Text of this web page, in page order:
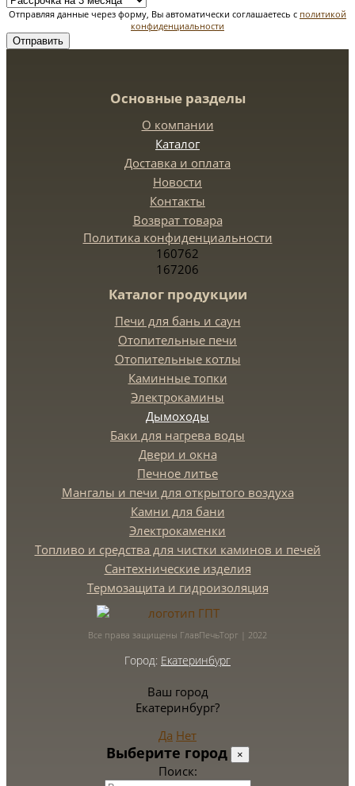
Отправляя данные через форму, Вы автоматически соглашаетесь с политикой
конфиденциальности
Отправить
Основные разделы
О компании
Каталог
Доставка и оплата
Новости
Контакты
Возврат товара
Политика конфиденциальности
160762
167206
Каталог продукции
Печи для бань и саун
Отопительные печи
Отопительные котлы
Каминные топки
Электрокамины
Дымоходы
Баки для нагрева воды
Двери и окна
Печное литье
Мангалы и печи для открытого воздуха
Камни для бани
Электрокаменки
Топливо и средства для чистки каминов и печей
Сантехнические изделия
Термозащита и гидроизоляция
Все права защищены ГлавПечьТорг | 2022
Город: Екатеринбург
Ваш город
Екатеринбург?
Да Нет
Выберите город ×
Поиск: